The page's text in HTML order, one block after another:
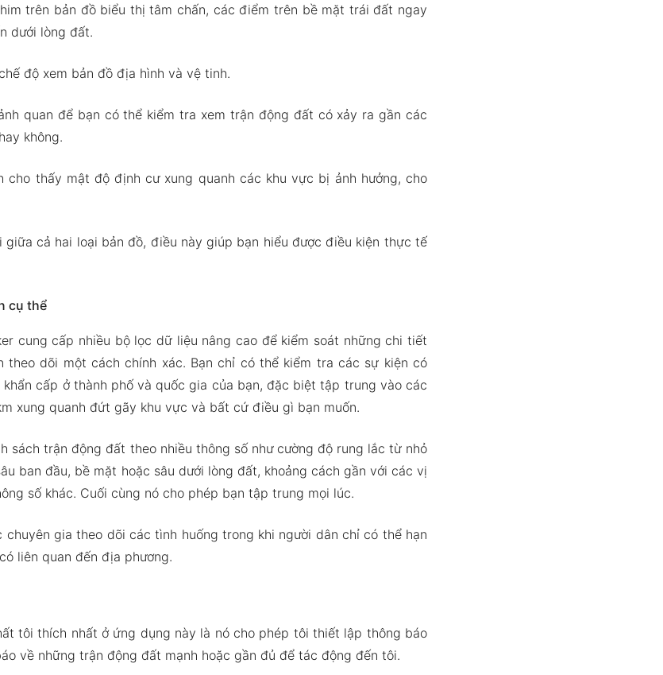
trên bản đồ biểu thị tâm chấn, các điểm trên bề mặt trái đất ngay
dưới lòng đất.
độ xem bản đồ địa hình và vệ tinh.
quan để bạn có thể kiểm tra xem trận động đất có xảy ra gần các
không.
cho thấy mật độ định cư xung quanh các khu vực bị ảnh hưởng, cho
giữa cả hai loại bản đồ, điều này giúp bạn hiểu được điều kiện thực tế
cụ thể
cung cấp nhiều bộ lọc dữ liệu nâng cao để kiểm soát những chi tiết
theo dõi một cách chính xác. Bạn chỉ có thể kiểm tra các sự kiện có
cấp ở thành phố và quốc gia của bạn, đặc biệt tập trung vào các
xung quanh đứt gãy khu vực và bất cứ điều gì bạn muốn.
sách trận động đất theo nhiều thông số như cường độ rung lắc từ nhỏ
ban đầu, bề mặt hoặc sâu dưới lòng đất, khoảng cách gần với các vị
số khác. Cuối cùng nó cho phép bạn tập trung mọi lúc.
chuyên gia theo dõi các tình huống trong khi người dân chỉ có thể hạn
liên quan đến địa phương.
tôi thích nhất ở ứng dụng này là nó cho phép tôi thiết lập thông báo
về những trận động đất mạnh hoặc gần đủ để tác động đến tôi.